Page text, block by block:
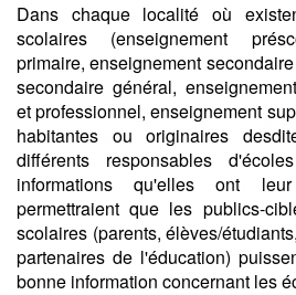
Dans chaque localité où
scolaires (enseignement
primaire, enseignement
secondaire général,
et professionnel, enseignement
habitantes ou originaires
différents responsables
informations qu'elles ont
permettraient que les publics-
scolaires (parents, élèves/
partenaires de l'éducation)
bonne information concernant les